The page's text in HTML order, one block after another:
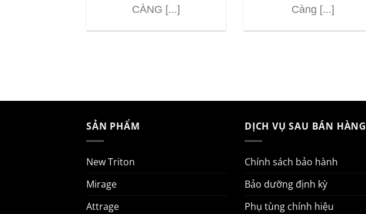
CÀNG [...]
Càng [...]
SẢN PHẨM
New Triton
Mirage
Attrage
DỊCH VỤ SAU BÁN HÀNG
Chính sách bảo hành
Bảo dưỡng định kỳ
Phụ tùng chính hiệu